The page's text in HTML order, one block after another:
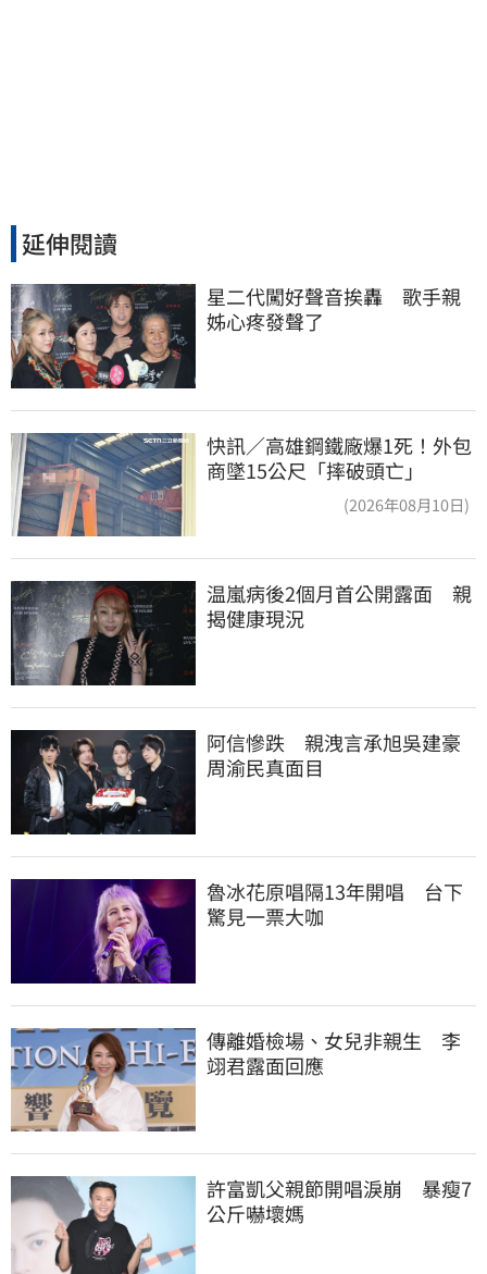
延伸閱讀
星二代闖好聲音挨轟　歌手親
姊心疼發聲了
快訊／高雄鋼鐵廠爆1死！外包
商墜15公尺「摔破頭亡」
(2026年08月10日)
温嵐病後2個月首公開露面　親
揭健康現況
阿信慘跌　親洩言承旭吳建豪
周渝民真面目
魯冰花原唱隔13年開唱　台下
驚見一票大咖
傳離婚檢場、女兒非親生　李
翊君露面回應
許富凱父親節開唱淚崩　暴瘦7
公斤嚇壞媽